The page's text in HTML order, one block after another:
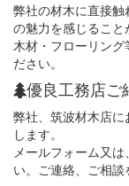
弊社の材木に直接
の魅力を感じること
木材・フローリング
ださい。
優良工務店ご
弊社、筑波材木店
します。
メールフォーム又
い。ご連絡、ご相談